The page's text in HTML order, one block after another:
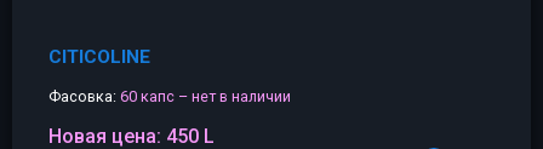
CITICOLINE
Фасовка: 60 капс – нет в наличии
Новая цена: 450 L